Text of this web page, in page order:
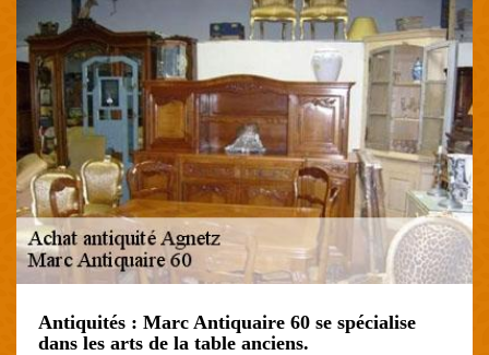
Antiquités : Marc Antiquaire 60 se spécialise
dans les arts de la table anciens.